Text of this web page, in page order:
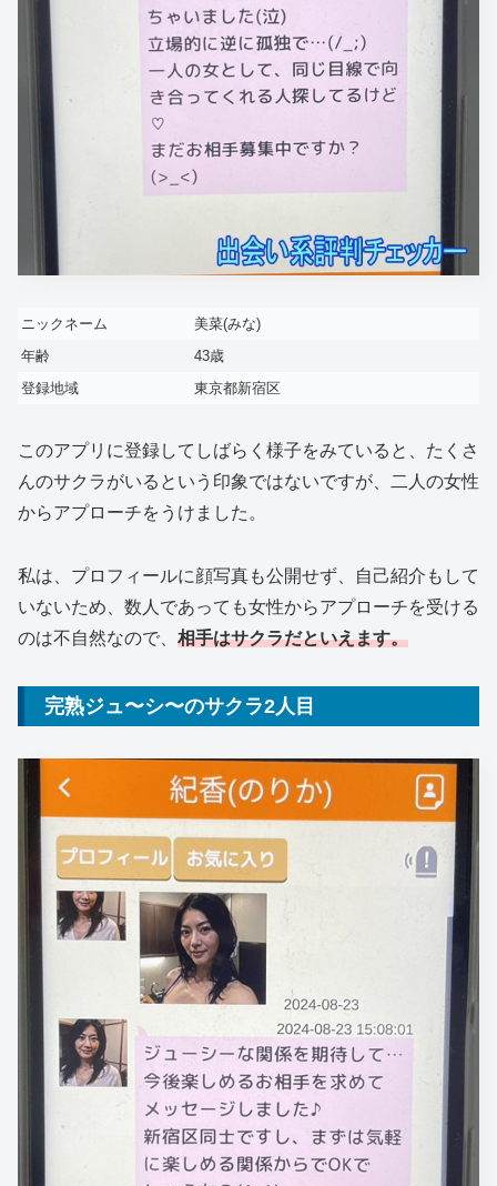
ニックネーム
美菜(みな)
年齢
43歳
登録地域
東京都新宿区
このアプリに登録してしばらく様子をみていると、たくさ
んのサクラがいるという印象ではないですが、二人の女性
からアプローチをうけました。
私は、プロフィールに顔写真も公開せず、自己紹介もして
いないため、数人であっても女性からアプローチを受ける
のは不自然なので、 相手はサクラだといえます。
完熟ジュ〜シ〜のサクラ2人目